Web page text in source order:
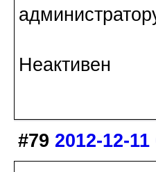
Неактивен
#79 2012-12-